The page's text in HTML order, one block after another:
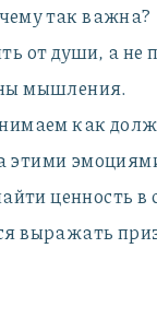
так важна?
от души, а не
мышления.
как
этими
ценность в
выражать